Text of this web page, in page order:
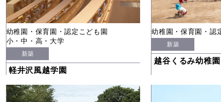
幼稚園・保育園・認定こども園
小・中・高・大学
新築
軽井沢風越学園
幼稚園・保育園・認
新築
越谷くるみ幼稚園